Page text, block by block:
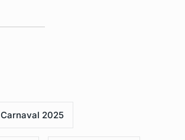
Carnaval 2025